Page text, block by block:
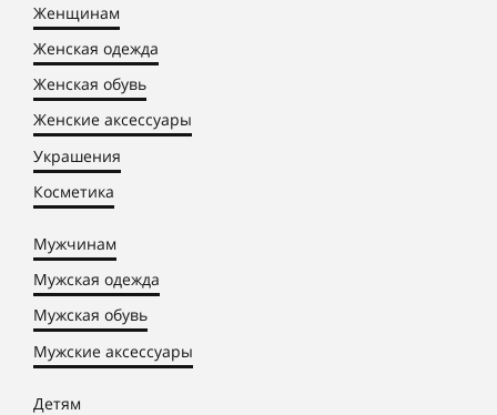
Женщинам
Женская одежда
Женская обувь
Женские аксессуары
Украшения
Косметика
Мужчинам
Мужская одежда
Мужская обувь
Мужские аксессуары
Детям